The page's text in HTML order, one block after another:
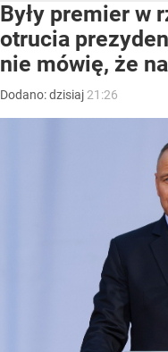
Były premier w
otrucia
nie mówię, że
Dodano:dzisiaj 21:26